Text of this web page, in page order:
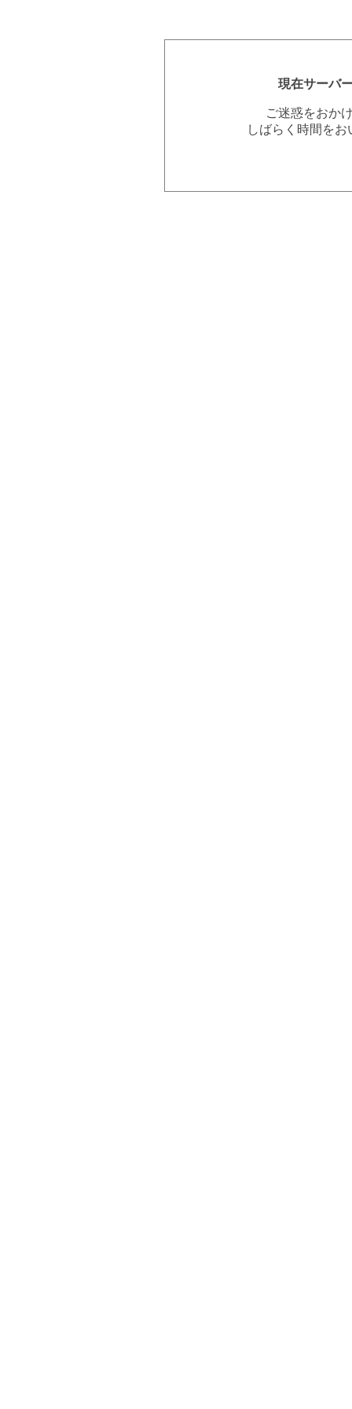
現在サーバ
ご迷惑をおか
しばらく時間を